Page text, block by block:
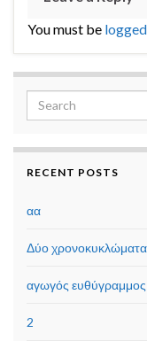
You must be
Search for:
RECENT POSTS
αα
Δύο χρονοκυκλώματα
αγωγός ευθύγραμμος
2